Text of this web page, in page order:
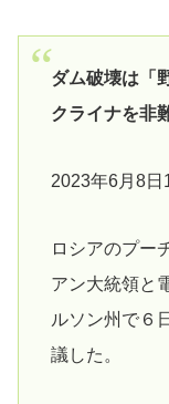
ダム破壊は「
クライナを非
2023年6月8日
ロシアのプー
アン大統領と
ルソン州で６
議した。